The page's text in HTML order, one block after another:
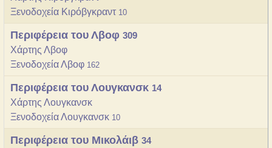
Ξενοδοχεία Κιρόβγκραντ 10
Περιφέρεια του Λβοφ 309
Χάρτης Λβοφ
Ξενοδοχεία Λβοφ 162
Περιφέρεια του Λουγκανσκ 14
Χάρτης Λουγκανσκ
Ξενοδοχεία Λουγκανσκ 10
Περιφέρεια του Μικολάιβ 34